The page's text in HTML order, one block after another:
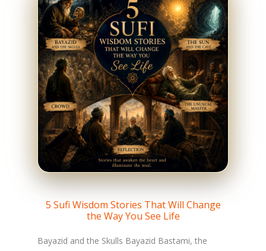
5 Sufi Wisdom Stories That Will Change
the Way You See Life
Bayazid and the Skulls Bayazid Bastami, the